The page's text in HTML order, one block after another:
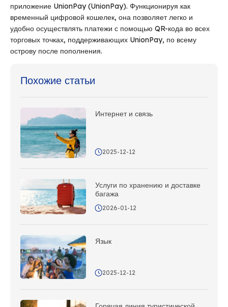
приложение UnionPay (UnionPay). Функционируя как
временный цифровой кошелек, она позволяет легко и
удобно осуществлять платежи с помощью QR-кода во всех
торговых точках, поддерживающих UnionPay, по всему
острову после пополнения.
Похожие статьи
Интернет и связь
2025-12-12
Услуги по хранению и доставке
багажа
2026-01-12
Язык
2025-12-12